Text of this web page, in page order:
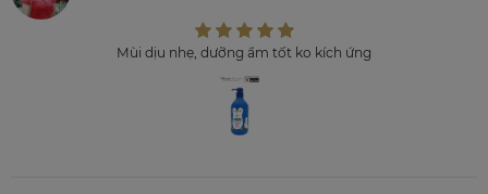
Mùi dịu nhẹ, dưỡng ẩm tốt ko kích ứng